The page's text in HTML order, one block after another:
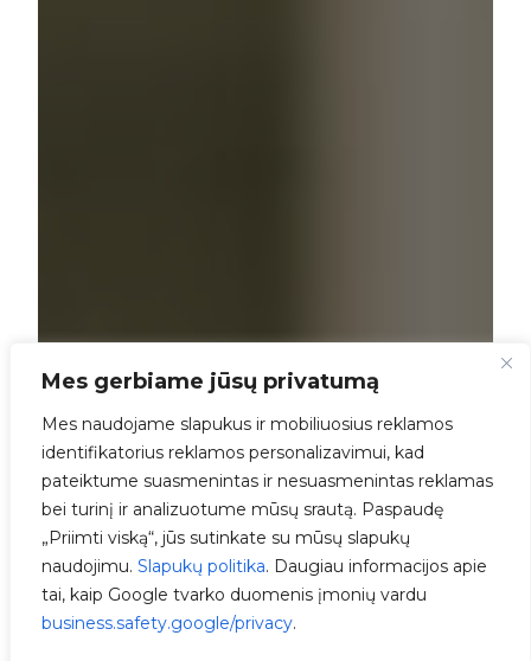
Mes gerbiame jūsų privatumą
Mes naudojame slapukus ir mobiliuosius reklamos
identifikatorius reklamos personalizavimui, kad
pateiktume suasmenintas ir nesuasmenintas reklamas
bei turinį ir analizuotume mūsų srautą. Paspaudę
„Priimti viską“, jūs sutinkate su mūsų slapukų
naudojimu. Slapukų politika. Daugiau informacijos apie
tai, kaip Google tvarko duomenis įmonių vardu
business.safety.google/privacy.